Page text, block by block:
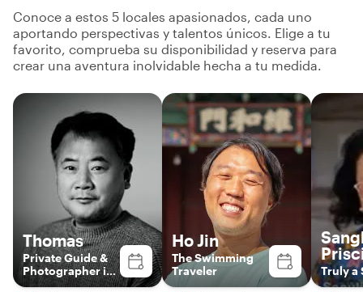
Conoce a estos 5 locales apasionados, cada uno
aportando perspectivas y talentos únicos. Elige a tu
favorito, comprueba su disponibilidad y reserva para
crear una aventura inolvidable hecha a tu medida.
Thomas
Private Guide &
Photographer in
Seoul
Ho Jin
The Swimming
Traveler
Truly a